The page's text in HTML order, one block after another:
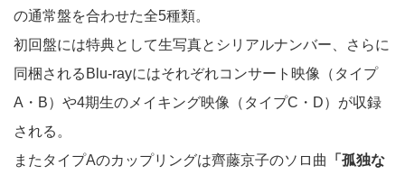
の通常盤を合わせた全5種類。
初回盤には特典として生写真とシリアルナンバー、さらに
同梱されるBlu-rayにはそれぞれコンサート映像（タイプ
A・B）や4期生のメイキング映像（タイプC・D）が収録
される。
またタイプAのカップリングは齊藤京子のソロ曲
「孤独な